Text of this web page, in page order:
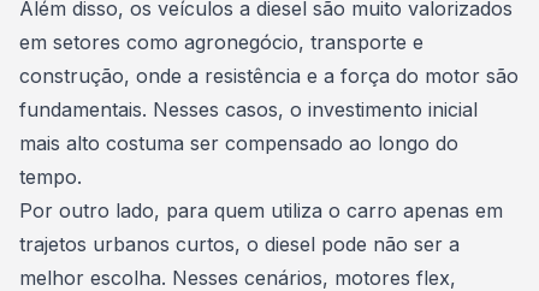
Além disso, os veículos a diesel são muito valorizados
em setores como agronegócio, transporte e
construção, onde a resistência e a força do motor são
fundamentais. Nesses casos, o investimento inicial
mais alto costuma ser compensado ao longo do
tempo.
Por outro lado, para quem utiliza o carro apenas em
trajetos urbanos curtos, o diesel pode não ser a
melhor escolha. Nesses cenários, motores flex,